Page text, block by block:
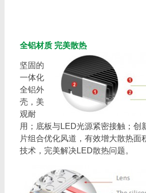
全铝材质 完美散热
坚固的
一体化
全铝外
壳，美
观耐
用；底板与LED光源紧密接触；创
片组合优化风道，有效增大散热面
技术，完美解决LED散热问题。